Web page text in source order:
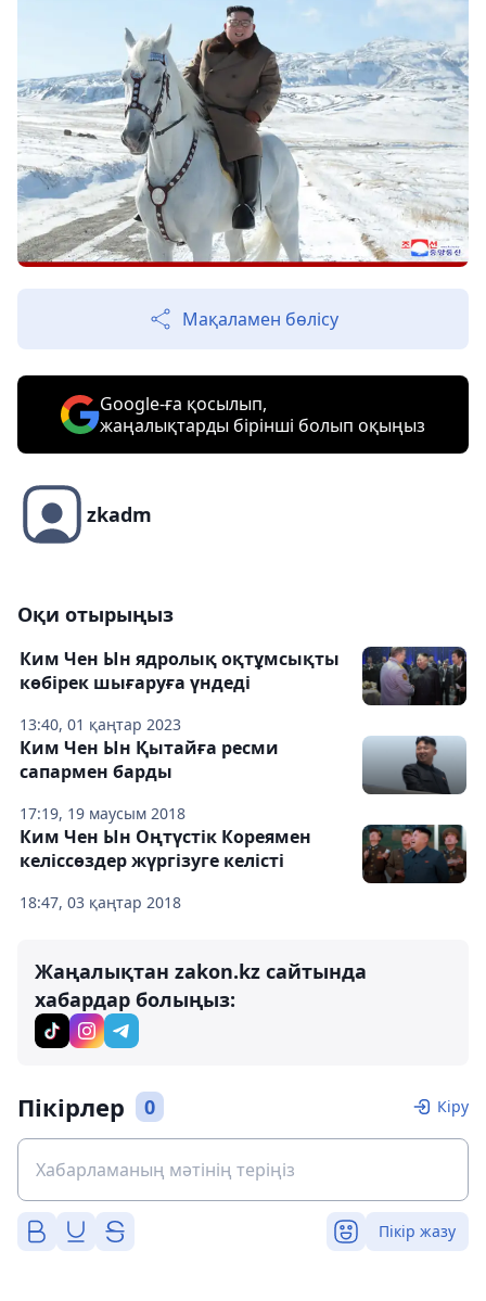
Мақаламен бөлісу
Google-ға қосылып,
жаңалықтарды бірінші болып оқыңыз
zkadm
Оқи отырыңыз
13:40, 01 қаңтар 2023
Ким Чен Ын ядролық оқтұмсықты
көбірек шығаруға үндеді
17:19, 19 маусым 2018
Ким Чен Ын Қытайға ресми
сапармен барды
18:47, 03 қаңтар 2018
Ким Чен Ын Оңтүстік Кореямен
келіссөздер жүргізуге келісті
Жаңалықтан zakon.kz сайтында
хабардар болыңыз:
Пікірлер 0 Кіру
Пікір жазу